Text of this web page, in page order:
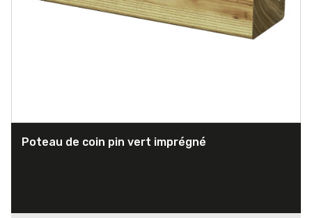
Poteau de coin pin vert imprégné